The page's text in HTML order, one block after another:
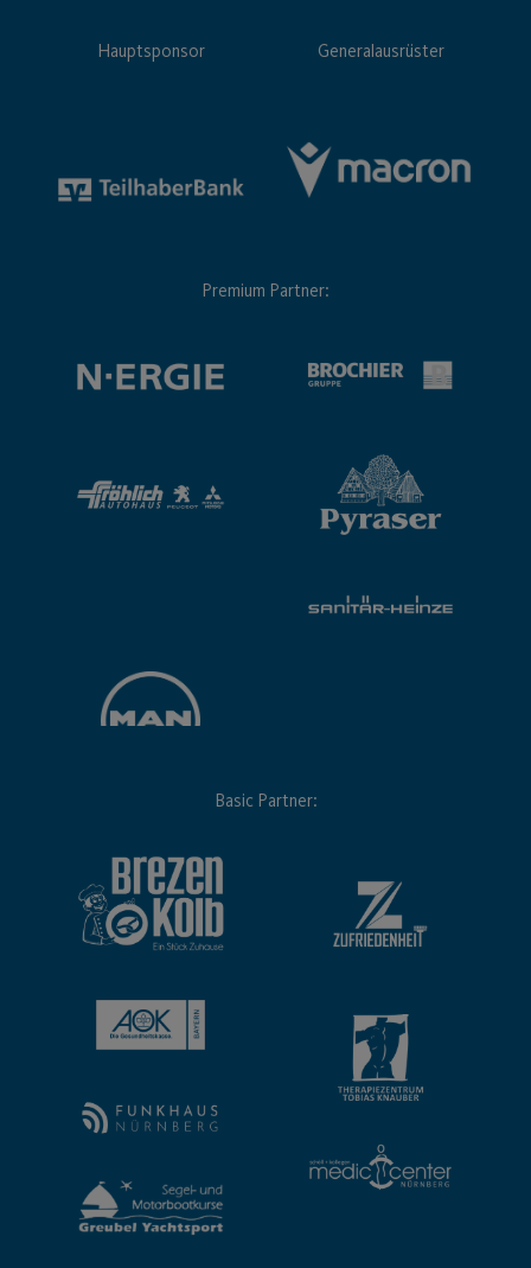
Hauptsponsor Generalausrüster
Premium Partner:
Basic Partner: